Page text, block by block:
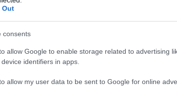
Out
consents
allow Google to enable storage related to advertising
identifiers in apps.
allow my user data to be sent to Google for online